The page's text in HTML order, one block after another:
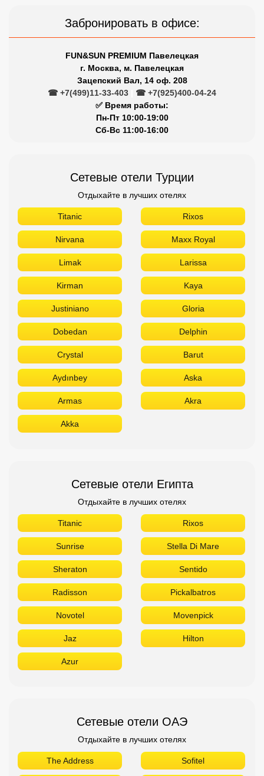
Забронировать в офисе:
FUN&SUN PREMIUM Павелецкая
г. Москва, м. Павелецкая
Зацепский Вал, 14 оф. 208
☎ +7(499)11-33-403
☎ +7(925)400-04-24
✅ Время работы:
Пн-Пт 10:00-19:00
Сб-Вс 11:00-16:00
Сетевые отели Турции
Отдыхайте в лучших отелях
Titanic Rixos
Nirvana Maxx Royal
Limak Larissa
Kirman Kaya
Justiniano Gloria
Dobedan Delphin
Crystal Barut
Aydınbey Aska
Armas Akra
Akka
Сетевые отели Египта
Отдыхайте в лучших отелях
Titanic Rixos
Sunrise Stella Di Mare
Sheraton Sentido
Radisson Pickalbatros
Novotel Movenpick
Jaz Hilton
Azur
Сетевые отели ОАЭ
Отдыхайте в лучших отелях
The Address Sofitel